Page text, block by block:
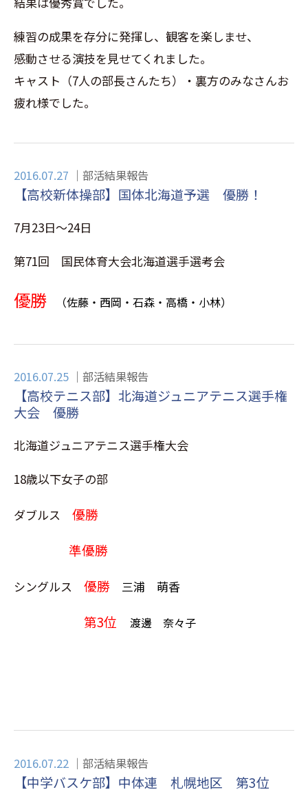
練習の成果を存分に発揮し、観客を楽しませ、
感動させる演技を見せてくれました。
キャスト（7人の部長さんたち）・裏方のみなさんお
疲れ様でした。
2016.07.27 部活結果報告
【高校新体操部】国体北海道予選 優勝！
7月23日～24日
第71回 国民体育大会北海道選手選考会
優勝 （佐藤・西岡・石森・高橋・小林）
2016.07.25 部活結果報告
【高校テニス部】北海道ジュニアテニス選手権
大会 優勝
北海道ジュニアテニス選手権大会
18歳以下女子の部
ダブルス 優勝
準優勝
シングルス 優勝 三浦 萌香
第3位 渡邊 奈々子
2016.07.22 部活結果報告
【中学バスケ部】中体連 札幌地区 第3位